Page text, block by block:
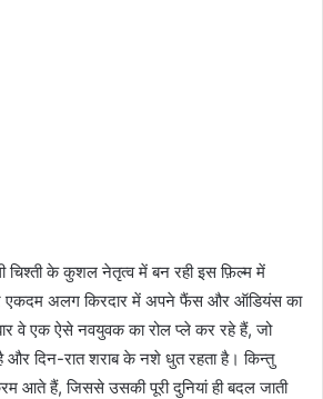
के कुशल नेतृत्व में बन रही इस फ़िल्म में
एकदम अलग किरदार में अपने फैंस और ऑडियंस का
वे एक ऐसे नवयुवक का रोल प्ले कर रहे हैं, जो
और दिन-रात शराब के नशे धुत रहता है। किन्तु
आते हैं, जिससे उसकी पूरी दुनियां ही बदल जाती